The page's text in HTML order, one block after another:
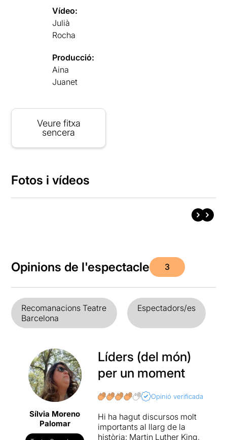
Vídeo:
Julià
Rocha
Producció:
Aina
Juanet
Veure fitxa
sencera
Fotos i vídeos
Opinions de l'espectacle 3
Recomanacions Teatre
Barcelona
Espectadors/es
Sílvia Moreno
Palomar
Líders (del món)
per un moment
Opinió verificada
Hi ha hagut discursos molt
importants al llarg de la
història: Martin Luther King,